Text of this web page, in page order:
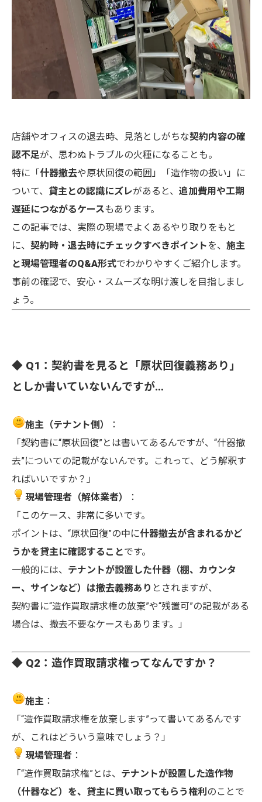
店舗やオフィスの退去時、見落としがちな契約内容の確
認不足が、思わぬトラブルの火種になることも。
特に「什器撤去や原状回復の範囲」「造作物の扱い」に
ついて、 貸主との認識にズレがあると、 追加費用や工期
遅延につながるケースもあります。
この記事では、実際の現場でよくあるやり取りをもと
に、 契約時・退去時にチェックすべきポイント を、 施主
と現場管理者のQ&A形式でわかりやすくご紹介します。
事前の確認で、安心・スムーズな明け渡しを目指しまし
ょう。
◆ Q1：契約書を見ると「原状回復義務あり」
としか書いていないんですが…
施主（テナント側）
：
「契約書に“原状回復”とは書いてあるんですが、“什器撤
去”についての記載がないんです。これって、どう解釈す
ればいいですか？」
現場管理者（解体業者）
：
「このケース、非常に多いです。
ポイントは、“原状回復”の中に什器撤去が含まれるかど
うかを貸主に確認することです。
一般的には、 テナントが設置した什器（棚、カウンタ
ー、サインなど）は撤去義務あり とされますが、
契約書に“造作買取請求権の放棄”や“残置可”の記載がある
場合は、撤去不要なケースもあります。」
◆ Q2：造作買取請求権ってなんですか？
施主 ：
「“造作買取請求権を放棄します”って書いてあるんです
が、これはどういう意味でしょう？」
現場管理者 ：
「“造作買取請求権”とは、 テナントが設置した造作物
（什器など）を、貸主に買い取ってもらう権利 のことで